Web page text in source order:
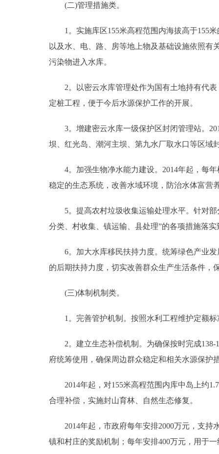
(二)管理措施类。
1。实施库区155米高程范围内海拔高于155米
以及水、电、路、房等地上物及基础设施依照
污染物进入水库。
2。以密云水库管理处作为国有土地持有代表
定桩工程，便于今后水源保护工作的开展。
3。增建密云水库一级保护区封闭管理站。
坝、红光岛、潮河主坝、第九水厂取水口等区域
4。加强生物净水能力建设。2014年起，每年
稳定的生态系统，改善水域环境，防治水体富营
5。提高农村垃圾收集运输处理水平。针对部
分类、村收集、镇运输、县处理”的各项措施落
6。加大水库移民扶持力度。统筹绿色产业发
的后期扶持力度，切实改善群众生产生活条件，
(三)体制机制类。
1。完善管护机制。按照水利工程维护定额标
2。建立生态补偿机制。为确保按时完成138-
府统筹使用，确保周边群众稳定和相关水源保护
2014年起，对155米高程范围内库中岛上约
合理补偿，实施封山育林、自然生态修复。
2014年起，市政府每年安排2000万元，支持
镇和村庄的奖励机制；每年安排400万元，用于